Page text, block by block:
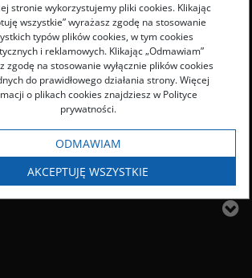
stronie wykorzystujemy pliki cookies. Klikając
wszystkie” wyrażasz zgodę na stosowanie
typów plików cookies, w tym cookies
i reklamowych. Klikając „Odmawiam”
zgodę na stosowanie wyłącznie plików cookies
do prawidłowego działania strony. Więcej
o plikach cookies znajdziesz w Polityce
prywatności.
ODMAWIAM
AKCEPTUJĘ WSZYSTKIE